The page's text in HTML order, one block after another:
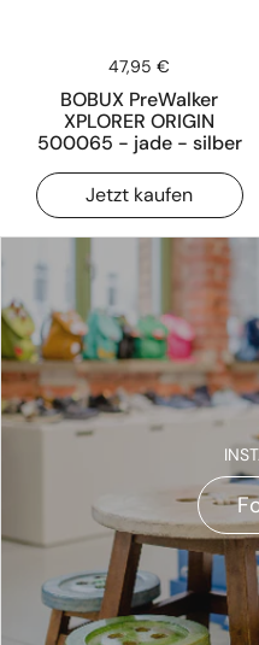
Preis:
47,95 €
BOBUX PreWalker
XPLORER ORIGIN
500065 - jade - silber
Jetzt kaufen